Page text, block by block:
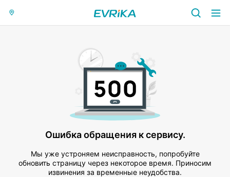
Ошибка обращения к сервису.
Мы уже устроняем неисправность, попробуйте
обновить страницу через некоторое время. Приносим
извинения за временные неудобства.